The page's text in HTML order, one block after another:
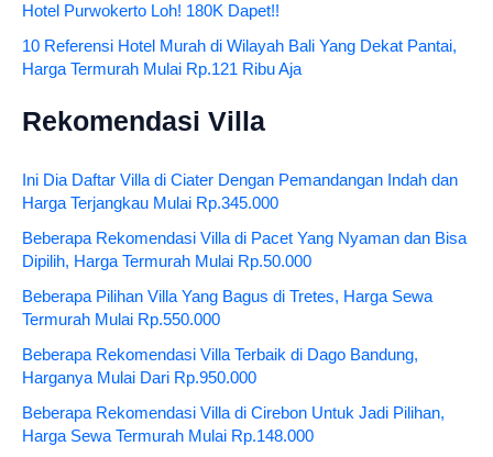
Hotel Purwokerto Loh! 180K Dapet!!
10 Referensi Hotel Murah di Wilayah Bali Yang Dekat Pantai,
Harga Termurah Mulai Rp.121 Ribu Aja
Rekomendasi Villa
Ini Dia Daftar Villa di Ciater Dengan Pemandangan Indah dan
Harga Terjangkau Mulai Rp.345.000
Beberapa Rekomendasi Villa di Pacet Yang Nyaman dan Bisa
Dipilih, Harga Termurah Mulai Rp.50.000
Beberapa Pilihan Villa Yang Bagus di Tretes, Harga Sewa
Termurah Mulai Rp.550.000
Beberapa Rekomendasi Villa Terbaik di Dago Bandung,
Harganya Mulai Dari Rp.950.000
Beberapa Rekomendasi Villa di Cirebon Untuk Jadi Pilihan,
Harga Sewa Termurah Mulai Rp.148.000